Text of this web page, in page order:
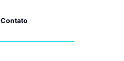
Contato